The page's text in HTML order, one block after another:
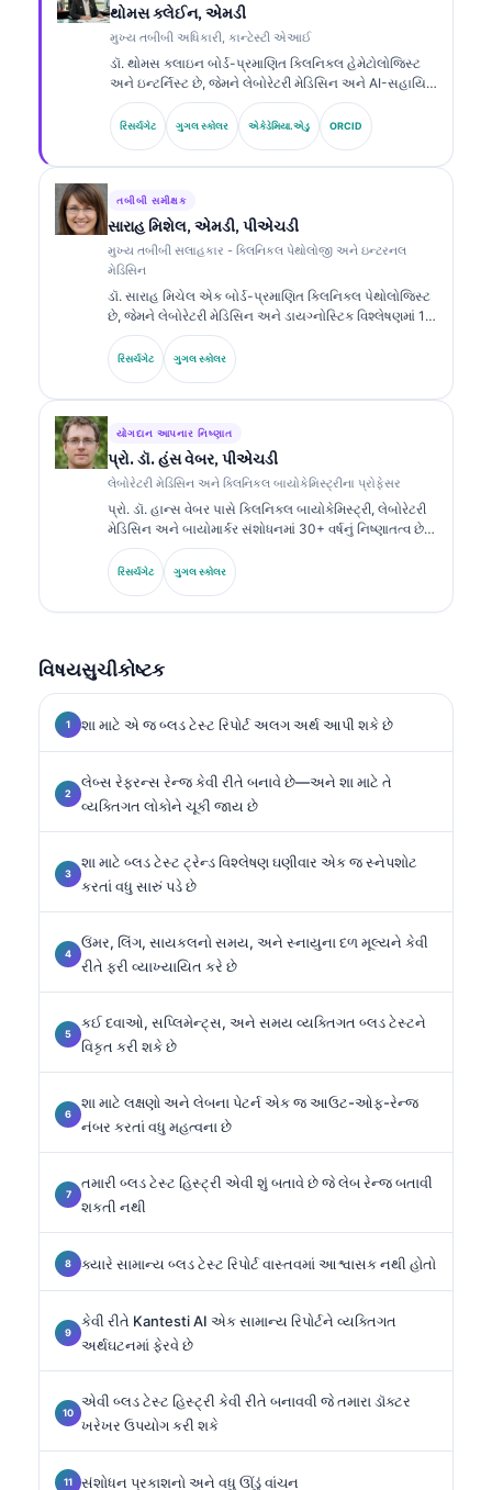
થોમસ ક્લેઈન, એમડી
મુખ્ય તબીબી અધિકારી, કાન્ટેસ્ટી એઆઈ
ડૉ. થોમસ ક્લાઇન બોર્ડ-પ્રમાણિત ક્લિનિકલ હેમેટોલોજિસ્ટ
અને ઇન્ટર્નિસ્ટ છે, જેમને લેબોરેટરી મેડિસિન અને AI-સહાયિત
ક્લિનિકલ વિશ્લેષણમાં 15 વર્ષથી વધુનો અનુભવ છે. Kantesti
AI ખાતે ચીફ મેડિકલ ઓફિસર તરીકે, તેઓ માલિકી હક્ક ધરાવતા
ન્યુરલ નેટવર્કની તબીબી ચોકસાઈ અંગે ક્લિનિકલ દેખરેખ પૂરી
પ્રકાશિત કરી ચૂક્યા છે.
રિસર્ચગેટ ગુગલ સ્કોલર એકેડેમિયા.એડુ ORCID
તબીબી સમીક્ષક
સારાહ મિશેલ, એમડી, પીએચડી
મુખ્ય તબીબી સલાહકાર - ક્લિનિકલ પેથોલોજી અને ઇન્ટરનલ
મેડિસિન
ડૉ. સારાહ મિચેલ એક બોર્ડ-પ્રમાણિત ક્લિનિકલ પેથોલોજિસ્ટ
છે, જેમને લેબોરેટરી મેડિસિન અને ડાયગ્નોસ્ટિક વિશ્લેષણમાં 18
વર્ષથી વધુનો અનુભવ છે. તેઓ ક્લિનિકલ કેમિસ્ટ્રીમાં વિશેષ
પ્રમાણપત્રો ધરાવે છે અને ક્લિનિકલ પ્રેક્ટિસમાં બાયોમાર્કર
પેનલ્સ અને લેબોરેટરી વિશ્લેષણ પર વ્યાપક રીતે પ્રકાશિત કરે
રિસર્ચગેટ ગુગલ સ્કોલર
યોગદાન આપનાર નિષ્ણાત
પ્રો. ડૉ. હંસ વેબર, પીએચડી
લેબોરેટરી મેડિસિન અને ક્લિનિકલ બાયોકેમિસ્ટ્રીના પ્રોફેસર
પ્રો. ડૉ. હાન્સ વેબર પાસે ક્લિનિકલ બાયોકેમિસ્ટ્રી, લેબોરેટરી
મેડિસિન અને બાયોમાર્કર સંશોધનમાં 30+ વર્ષનું નિષ્ણાતત્વ છે.
જર્મન સોસાયટી ફોર ક્લિનિકલ કેમિસ્ટ્રીના ભૂતપૂર્વ પ્રમુખ
તરીકે, તેઓ ડાયગ્નોસ્ટિક પેનલ વિશ્લેષણ, બાયોમાર્કર
સ્ટાન્ડર્ડાઇઝેશન અને AI-સહાયિત લેબોરેટરી મેડિસિનમાં
રિસર્ચગેટ ગુગલ સ્કોલર
વિષયસુચીકોષ્ટક
શા માટે એ જ બ્લડ ટેસ્ટ રિપોર્ટ અલગ અર્થ આપી શકે છે
લેબ્સ રેફરન્સ રેન્જ કેવી રીતે બનાવે છે—અને શા માટે તે
વ્યક્તિગત લોકોને ચૂકી જાય છે
શા માટે બ્લડ ટેસ્ટ ટ્રેન્ડ વિશ્લેષણ ઘણીવાર એક જ સ્નેપશોટ
કરતાં વધુ સારું પડે છે
ઉંમર, લિંગ, સાયકલનો સમય, અને સ્નાયુના દળ મૂલ્યને કેવી
રીતે ફરી વ્યાખ્યાયિત કરે છે
કઈ દવાઓ, સપ્લિમેન્ટ્સ, અને સમય વ્યક્તિગત બ્લડ ટેસ્ટને
વિકૃત કરી શકે છે
શા માટે લક્ષણો અને લેબના પેટર્ન એક જ આઉટ-ઓફ-રેન્જ
નંબર કરતાં વધુ મહત્વના છે
તમારી બ્લડ ટેસ્ટ હિસ્ટ્રી એવી શું બતાવે છે જે લેબ રેન્જ બતાવી
શકતી નથી
ક્યારે સામાન્ય બ્લડ ટેસ્ટ રિપોર્ટ વાસ્તવમાં આશ્વાસક નથી હોતો
કેવી રીતે Kantesti AI એક સામાન્ય રિપોર્ટને વ્યક્તિગત
અર્થઘટનમાં ફેરવે છે
એવી બ્લડ ટેસ્ટ હિસ્ટ્રી કેવી રીતે બનાવવી જે તમારા ડૉક્ટર
ખરેખર ઉપયોગ કરી શકે
સંશોધન પ્રકાશનો અને વધુ ઊંડું વાંચન